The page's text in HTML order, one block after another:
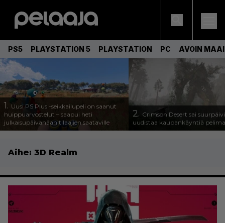
PS5 PLAYSTATION 5 PLAYSTATION PC AVOIN
1. Uusi PS Plus -seikkailupeli on saanut
huippuarvostelut – saapui heti
julkaisupäivänään tilaajien saataville
2. Crimson Desert sai
uudistaa kaupankäyntiä
Aihe: 3D Realm